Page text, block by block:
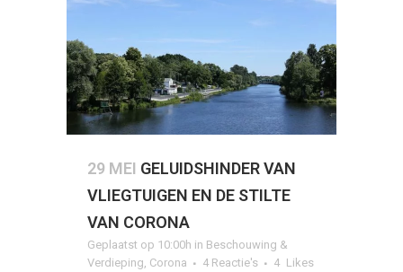
29 MEI GELUIDSHINDER VAN
VLIEGTUIGEN EN DE STILTE
VAN CORONA
Geplaatst op 10:00h in Beschouwing &
Verdieping Corona 4 Reactie's 4 Likes